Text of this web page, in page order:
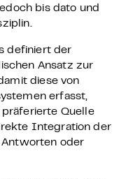
bis dato und
definiert der
Ansatz zur
diese von
erfasst,
Quelle
Integration der
oder